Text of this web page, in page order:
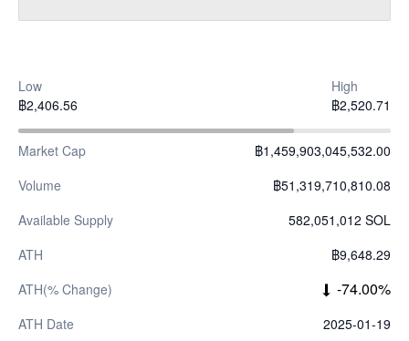
Low
฿2,406.56
High
฿2,520.71
Market Cap
฿1,459,903,045,532.00
Volume
฿51,319,710,810.08
Available Supply
582,051,012 SOL
ATH
฿9,648.29
ATH(% Change)
-74.00%
ATH Date
2025-01-19